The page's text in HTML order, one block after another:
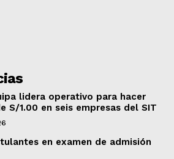
lidera operativo para hacer
S/1.00 en seis empresas del SIT
en examen de admisión